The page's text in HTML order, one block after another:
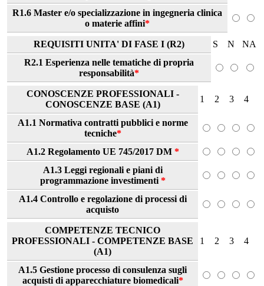
R1.6 Master e/o specializzazione in ingegneria clinica
o materie affini*
REQUISITI UNITA' DI FASE I (R2) S N
NA
R2.1 Esperienza nelle tematiche di propria
responsabilità*
CONOSCENZE PROFESSIONALI -
CONOSCENZE BASE (A1)
1 2 3 4
A1.1 Normativa contratti pubblici e norme
tecniche*
A1.2 Regolamento UE 745/2017 DM *
A1.3 Leggi regionali e piani di
programmazione investimenti *
A1.4 Controllo e regolazione di processi di
acquisto
COMPETENZE TECNICO
PROFESSIONALI - COMPETENZE BASE
(A1)
1 2 3 4
A1.5 Gestione processo di consulenza sugli
acquisti di apparecchiature biomedicali*